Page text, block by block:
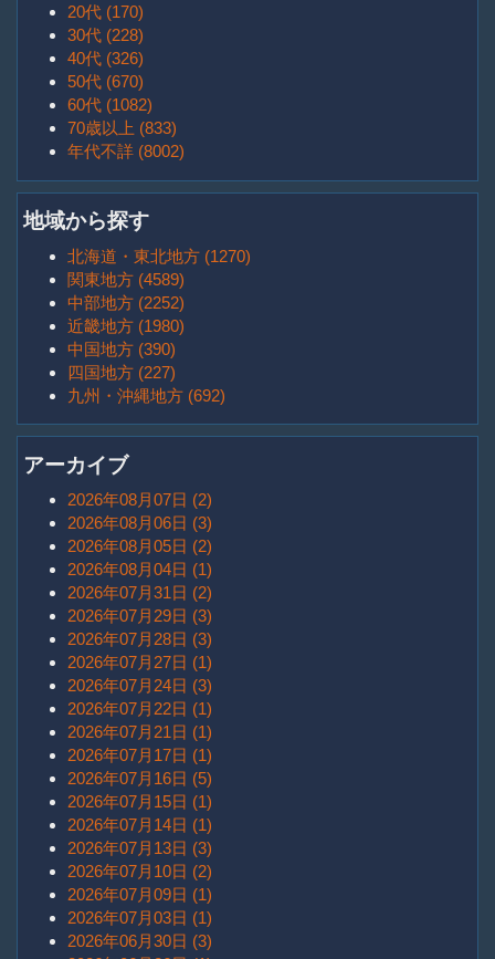
20代 (170)
30代 (228)
40代 (326)
50代 (670)
60代 (1082)
70歳以上 (833)
年代不詳 (8002)
地域から探す
北海道・東北地方 (1270)
関東地方 (4589)
中部地方 (2252)
近畿地方 (1980)
中国地方 (390)
四国地方 (227)
九州・沖縄地方 (692)
アーカイブ
2026年08月07日 (2)
2026年08月06日 (3)
2026年08月05日 (2)
2026年08月04日 (1)
2026年07月31日 (2)
2026年07月29日 (3)
2026年07月28日 (3)
2026年07月27日 (1)
2026年07月24日 (3)
2026年07月22日 (1)
2026年07月21日 (1)
2026年07月17日 (1)
2026年07月16日 (5)
2026年07月15日 (1)
2026年07月14日 (1)
2026年07月13日 (3)
2026年07月10日 (2)
2026年07月09日 (1)
2026年07月03日 (1)
2026年06月30日 (3)